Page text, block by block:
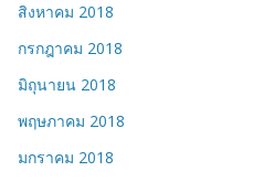
สิงหาคม 2018
กรกฎาคม 2018
มิถุนายน 2018
พฤษภาคม 2018
มกราคม 2018